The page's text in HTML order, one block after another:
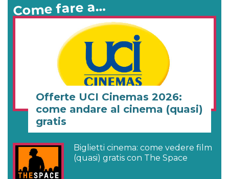
Come fare a…
Offerte UCI Cinemas 2026:
come andare al cinema (quasi)
gratis
Biglietti cinema: come vedere film
(quasi) gratis con The Space